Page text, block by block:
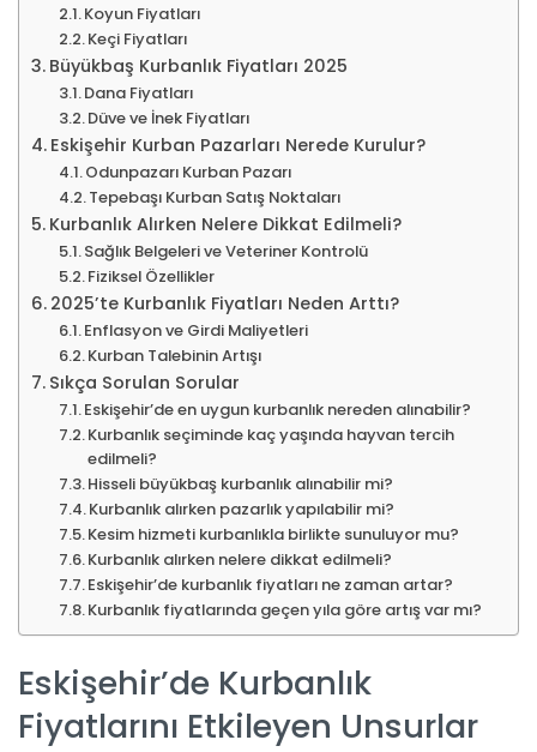
Koyun Fiyatları
Keçi Fiyatları
Büyükbaş Kurbanlık Fiyatları 2025
Dana Fiyatları
Düve ve İnek Fiyatları
Eskişehir Kurban Pazarları Nerede Kurulur?
Odunpazarı Kurban Pazarı
Tepebaşı Kurban Satış Noktaları
Kurbanlık Alırken Nelere Dikkat Edilmeli?
Sağlık Belgeleri ve Veteriner Kontrolü
Fiziksel Özellikler
2025’te Kurbanlık Fiyatları Neden Arttı?
Enflasyon ve Girdi Maliyetleri
Kurban Talebinin Artışı
Sıkça Sorulan Sorular
Eskişehir’de en uygun kurbanlık nereden alınabilir?
Kurbanlık seçiminde kaç yaşında hayvan tercih
edilmeli?
Hisseli büyükbaş kurbanlık alınabilir mi?
Kurbanlık alırken pazarlık yapılabilir mi?
Kesim hizmeti kurbanlıkla birlikte sunuluyor mu?
Kurbanlık alırken nelere dikkat edilmeli?
Eskişehir’de kurbanlık fiyatları ne zaman artar?
Kurbanlık fiyatlarında geçen yıla göre artış var mı?
Eskişehir’de Kurbanlık
Fiyatlarını Etkileyen Unsurlar